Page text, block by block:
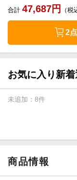
合計 47,687円 （税
2
お気に入り新着
未追加： 8件
商品情報